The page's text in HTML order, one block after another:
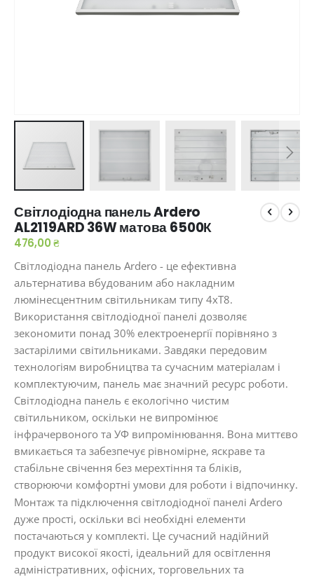
до
початку
галереї
Світлодіодна панель Ardero
AL2119ARD 36W матова 6500К
476,00 ₴
Світлодіодна панель Ardero - це ефективна
альтернатива вбудованим або накладним
люмінесцентним світильникам типу 4хТ8.
Використання світлодіодної панелі дозволяє
зекономити понад 30% електроенергії порівняно з
застарілими світильниками. Завдяки передовим
технологіям виробництва та сучасним матеріалам і
комплектуючим, панель має значний ресурс роботи.
Світлодіодна панель є екологічно чистим
світильником, оскільки не випромінює
інфрачервоного та УФ випромінювання. Вона миттєво
вмикається та забезпечує рівномірне, яскраве та
стабільне свічення без мерехтіння та бліків,
створюючи комфортні умови для роботи і відпочинку.
Монтаж та підключення світлодіодної панелі Ardero
дуже прості, оскільки всі необхідні елементи
постачаються у комплекті. Це сучасний надійний
продукт високої якості, ідеальний для освітлення
адміністративних, офісних, торговельних та